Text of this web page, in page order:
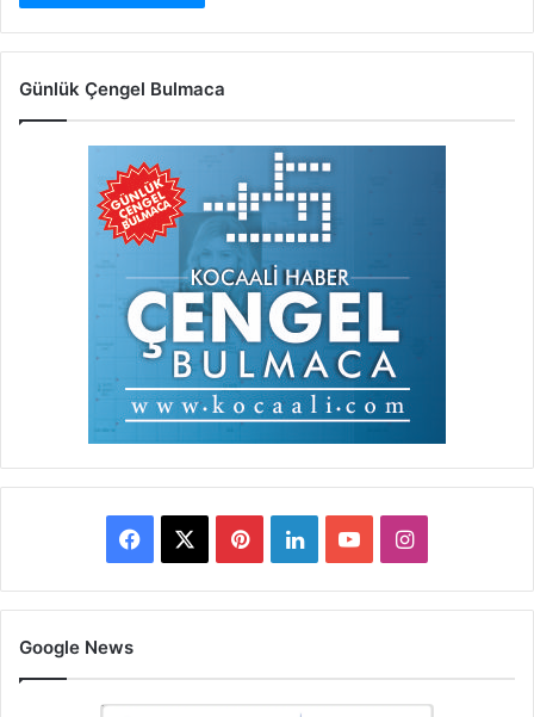
Günlük Çengel Bulmaca
Facebook PinterestLinkedInYouTubeInstagram
Google News